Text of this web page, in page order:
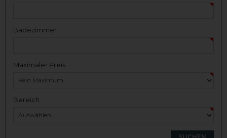
Badezimmer
Maximaler Preis
Bereich